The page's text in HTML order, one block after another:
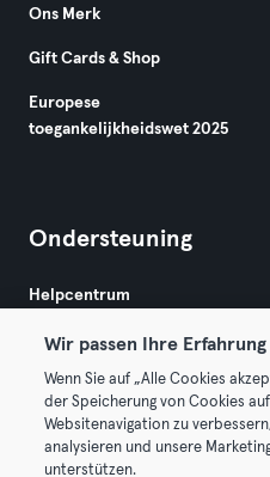
Ons Merk
Gift Cards & Shop
Europese
toegankelijkheidswet 2025
Ondersteuning
Helpcentrum
Algemene Voorwaarden
Wir passen Ihre Erfahrung
Wenn Sie auf „Alle Cookies
der Speicherung von Cookies
Websitenavigation zu
analysieren und unsere
unterstützen.